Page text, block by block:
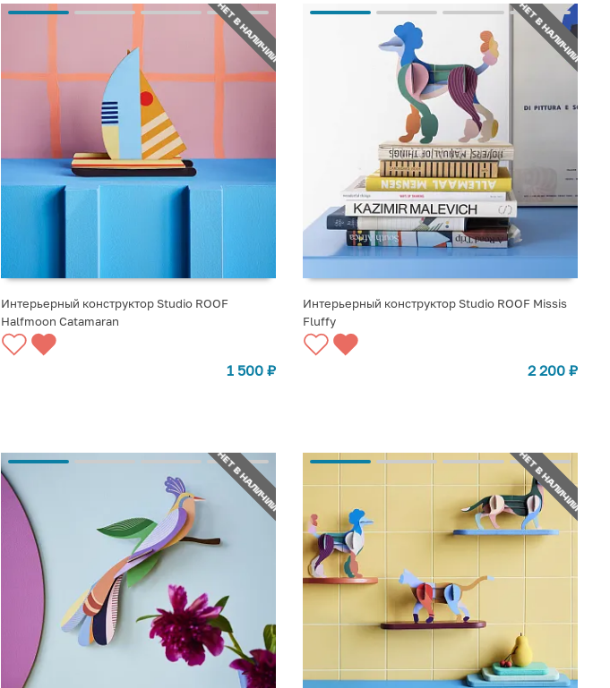
НЕТ В НАЛИЧИИ
СООБЩИТЬ О ПОСТУПЛЕНИИ
Интерьерный конструктор Studio ROOF
Halfmoon Catamaran
1 500 ₽
НЕТ В НАЛИЧИИ
СООБЩИТЬ О ПОСТУПЛЕНИИ
Интерьерный конструктор Studio ROOF Missis
Fluffy
2 200 ₽
НЕТ В НАЛИЧИИ НЕТ В НАЛИЧИИ